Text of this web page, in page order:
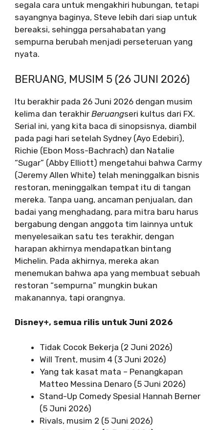
segala cara untuk mengakhiri hubungan, tetapi
sayangnya baginya, Steve lebih dari siap untuk
bereaksi, sehingga persahabatan yang
sempurna berubah menjadi perseteruan yang
nyata.
BERUANG, MUSIM 5 (26 JUNI 2026)
Itu berakhir pada 26 Juni 2026 dengan musim
kelima dan terakhir Beruangseri kultus dari FX.
Serial ini, yang kita baca di sinopsisnya, diambil
pada pagi hari setelah Sydney (Ayo Edebiri),
Richie (Ebon Moss-Bachrach) dan Natalie
“Sugar” (Abby Elliott) mengetahui bahwa Carmy
(Jeremy Allen White) telah meninggalkan bisnis
restoran, meninggalkan tempat itu di tangan
mereka. Tanpa uang, ancaman penjualan, dan
badai yang menghadang, para mitra baru harus
bergabung dengan anggota tim lainnya untuk
menyelesaikan satu tes terakhir, dengan
harapan akhirnya mendapatkan bintang
Michelin. Pada akhirnya, mereka akan
menemukan bahwa apa yang membuat sebuah
restoran “sempurna” mungkin bukan
makanannya, tapi orangnya.
Disney+, semua rilis untuk Juni 2026
Tidak Cocok Bekerja (2 Juni 2026)
Will Trent, musim 4 (3 Juni 2026)
Yang tak kasat mata – Penangkapan
Matteo Messina Denaro (5 Juni 2026)
Stand-Up Comedy Spesial Hannah Berner
(5 Juni 2026)
Rivals, musim 2 (5 Juni 2026)